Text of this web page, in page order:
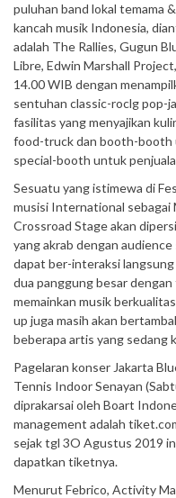
puluhan band lokal temama
kancah musik Indonesia,
adalah The Rallies, Gugun
Libre, Edwin Marshall
14.00 WIB dengan
sentuhan classic-roclg pop-
fasilitas yang menyajikan
food-truck dan booth-booth
special-booth untuk
Sesuatu yang istimewa di
musisi International sebagai
Crossroad Stage akan
yang akrab dengan
dapat ber-interaksi
dua panggung besar
memainkan musik
up juga masih akan
beberapa artis yang sedang
Pagelaran konser Jakarta
Tennis Indoor Senayan
diprakarsai oleh Boart
management adalah
sejak tgl 3O Agustus 2019
dapatkan tiketnya.
Menurut Febrico, Activity